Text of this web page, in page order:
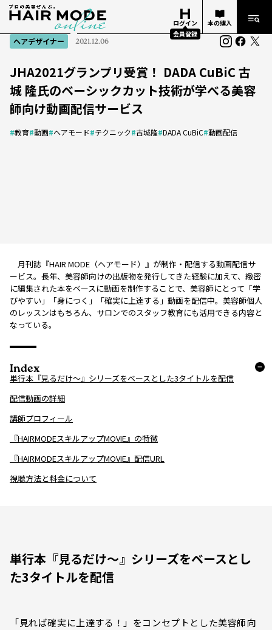
ログイン
会員登録
本の購入
ヘアデザイナー 2021.12.06
JHA2021グランプリ受賞！ DADA CuBiC 古
城 隆氏のベーシックカット技術が学べる美容
師向け動画配信サービス
#教育#動画#ヘアモード#テクニック#古城隆#DADA CuBiC#動画配信
月刊誌『HAIR MODE（ヘアモード）』が制作・配信する動画配信サ
ービス。長年、美容師向けの出版物を発行してきた経験に加えて、緻密
に編集された本をベースに動画を制作することで、美容師にとって「学
びやすい」「身につく」「確実に上達する」動画を配信中。美容師個人
のレッスンはもちろん、サロンでのスタッフ教育にも活用できる内容と
なっている。
Index
単行本『見るだけ～』シリーズをベースとした3タイトルを配信
配信動画の詳細
講師プロフィール
『HAIRMODEスキルアップMOVIE』の特徴
『HAIRMODEスキルアップMOVIE』配信URL
視聴方法と料金について
単行本『見るだけ～』シリーズをベースとし
た3タイトルを配信
「見れば確実に上達する！」をコンセプトとした美容師向